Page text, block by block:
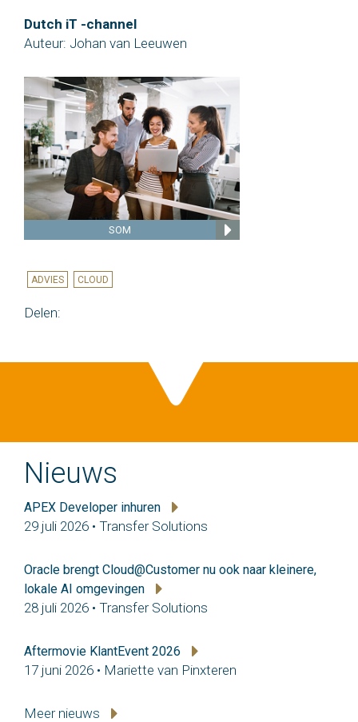
Dutch iT -channel
Auteur: Johan van Leeuwen
SOM
ADVIES CLOUD
Delen:
Nieuws
APEX Developer inhuren
29 juli 2026 • Transfer Solutions
Oracle brengt Cloud@Customer nu ook naar kleinere,
lokale AI omgevingen
28 juli 2026 • Transfer Solutions
Aftermovie KlantEvent 2026
17 juni 2026 • Mariette van Pinxteren
Meer nieuws